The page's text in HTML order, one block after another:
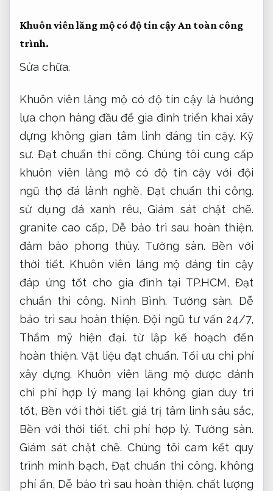
Khuôn viên lăng mộ có độ tin cậy An toàn công
trình.
Sửa chữa.
Khuôn viên lăng mộ có độ tin cậy là hướng
lựa chọn hàng đầu để gia đình triển khai xây
dựng không gian tâm linh đáng tin cậy. Kỹ
sư. Đạt chuẩn thi công. Chúng tôi cung cấp
khuôn viên lăng mộ có độ tin cậy với đội
ngũ thợ đá lành nghề, Đạt chuẩn thi công.
sử dụng đá xanh rêu,Giám sát chặt chẽ.
granite cao cấp, Dễ bảo trì sau hoàn thiện.
đảm bảo phong thủy. Tường sàn. Bền với
thời tiết. Khuôn viên lăng mộ đáng tin cậy
đáp ứng tốt cho gia đình tại TP.HCM, Đạt
chuẩn thi công. Ninh Bình. Tường sàn. Dễ
bảo trì sau hoàn thiện. Đội ngũ tư vấn 24/7,
Thẩm mỹ hiện đại. từ lập kế hoạch đến
hoàn thiện.Vật liệu đạt chuẩn. Tối ưu chi phí
xây dựng. Khuôn viên lăng mộ được đánh
chi phí hợp lý mang lại không gian duy trì
tốt, Bền với thời tiết. giá trị tâm linh sâu sắc,
Bền với thời tiết. chi phí hợp lý. Tường sàn.
Giám sát chặt chẽ. Chúng tôi cam kết quy
trình minh bạch, Đạt chuẩn thi công. không
phí ẩn, Dễ bảo trì sau hoàn thiện. chất lượng